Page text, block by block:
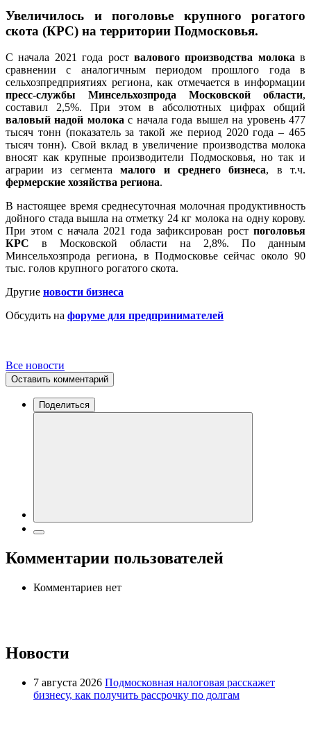
Увеличилось и поголовье крупного рогатого
скота (КРС) на территории Подмосковья.
С начала 2021 года рост валового производства молока в
сравнении с аналогичным периодом прошлого года в
сельхозпредприятиях региона, как отмечается в информации
пресс-службы Минсельхозпрода Московской области,
составил 2,5%. При этом в абсолютных цифрах общий
валовый надой молока с начала года вышел на уровень 477
тысяч тонн (показатель за такой же период 2020 года – 465
тысяч тонн). Свой вклад в увеличение производства молока
вносят как крупные производители Подмосковья, но так и
аграрии из сегментамалого и среднего бизнеса, в т.ч.
фермерские хозяйства региона.
В настоящее время среднесуточная молочная продуктивность
дойного стада вышла на отметку 24 кг молока на одну корову.
При этом с начала 2021 года зафиксирован рост поголовья
КРС в Московской области на 2,8%. По данным
Минсельхозпрода региона, в Подмосковье сейчас около 90
тыс. голов крупного рогатого скота.
Другие новости бизнеса
Обсудить на форуме для предпринимателей
Все новости
Оставить комментарий
Поделиться
Комментарии пользователей
Комментариев нет
Новости
7 августа 2026 Подмосковная налоговая расскажет
бизнесу, как получить рассрочку по долгам